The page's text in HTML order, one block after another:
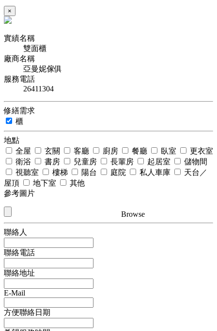
×
實績名稱
雙面櫃
廠商名稱
亞曼妮傢俱
服務電話
26411304
修繕需求
櫃
地點
全屋
玄關 客廳 廚房 餐廳 臥室
更衣室
衛浴
書房 兒童房 長輩房 起居室
儲物間
視聽室
樓梯 陽台 庭院 私人車庫
天台／
屋頂
地下室
其他
參考圖片
Browse
聯絡人
聯絡電話
聯絡地址
E-Mail
方便聯絡日期